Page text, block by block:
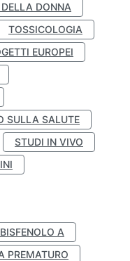
DONNA
TOSSICOLOGIA
EUROPEI
SULLA SALUTE
STUDI IN VIVO
BISFENOLO A
PREMATURO